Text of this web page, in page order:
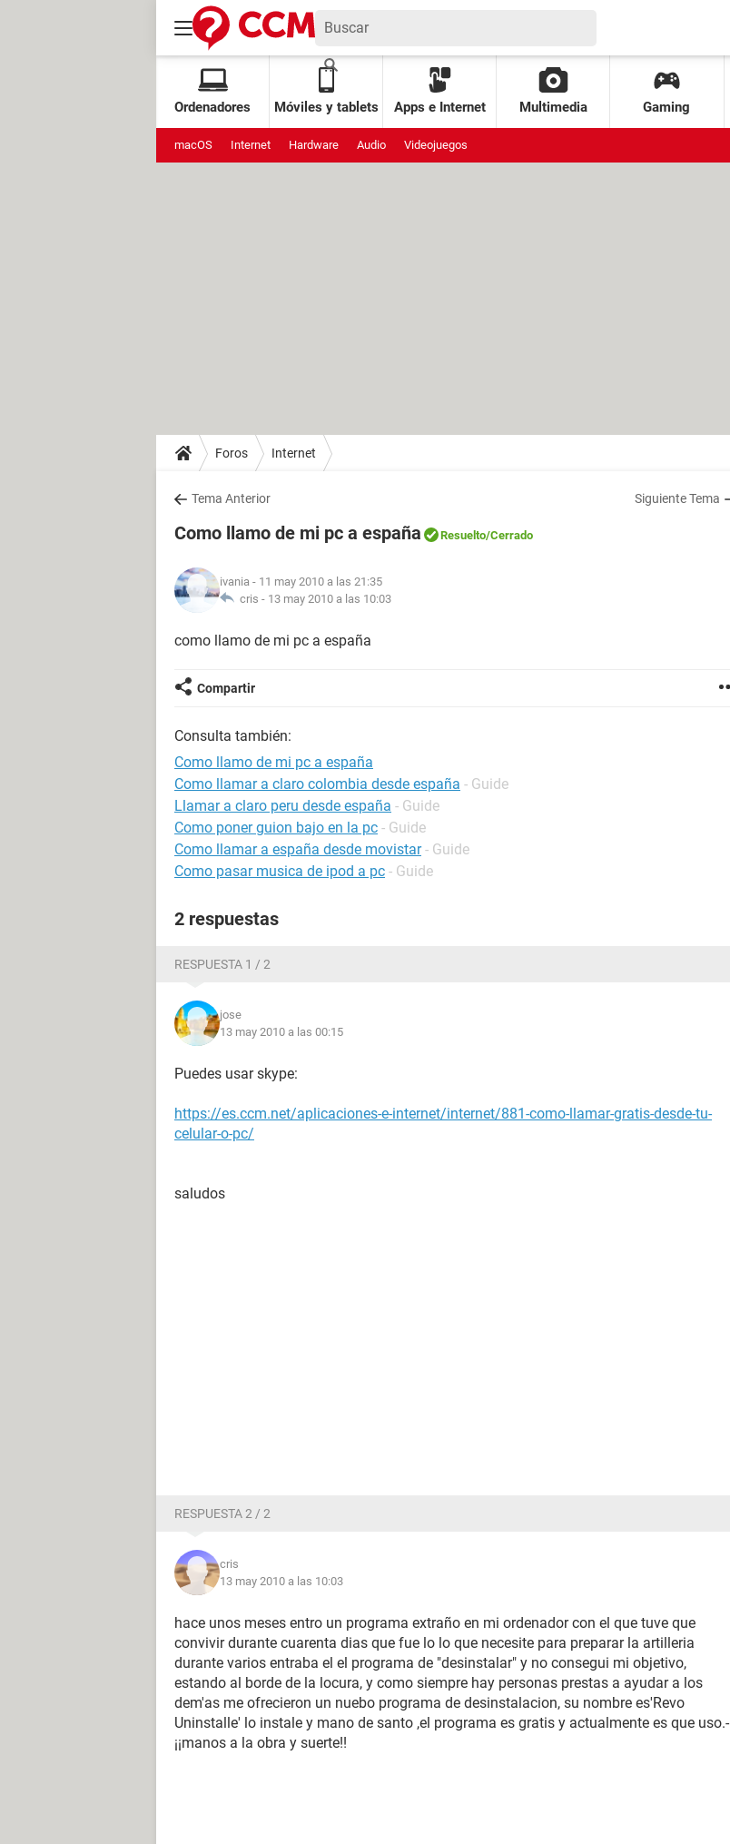
Ordenadores Móviles y tablets Apps e Internet Multimedia Gaming
macOS Internet Hardware Audio Videojuegos
Foros Internet
Tema Anterior Siguiente Tema
Como llamo de mi pc a españa Resuelto/Cerrado
ivania - 11 may 2010 a las 21:35
cris - 13 may 2010 a las 10:03
como llamo de mi pc a españa
Compartir
Consulta también:
Como llamo de mi pc a españa
Como llamar a claro colombia desde españa - Guide
Llamar a claro peru desde españa - Guide
Como poner guion bajo en la pc - Guide
Como llamar a españa desde movistar - Guide
Como pasar musica de ipod a pc - Guide
2 respuestas
RESPUESTA 1 / 2
jose
13 may 2010 a las 00:15
Puedes usar skype:
https://es.ccm.net/aplicaciones-e-internet/internet/881-como-llamar-gratis-desde-tu-
celular-o-pc/
saludos
RESPUESTA 2 / 2
cris
13 may 2010 a las 10:03
hace unos meses entro un programa extraño en mi ordenador con el que tuve que
convivir durante cuarenta dias que fue lo lo que necesite para preparar la artilleria
durante varios entraba el el programa de "desinstalar" y no consegui mi objetivo,
estando al borde de la locura, y como siempre hay personas prestas a ayudar a los
dem'as me ofrecieron un nuebo programa de desinstalacion, su nombre es'Revo
Uninstalle' lo instale y mano de santo ,el programa es gratis y actualmente es que uso.-
¡¡manos a la obra y suerte!!